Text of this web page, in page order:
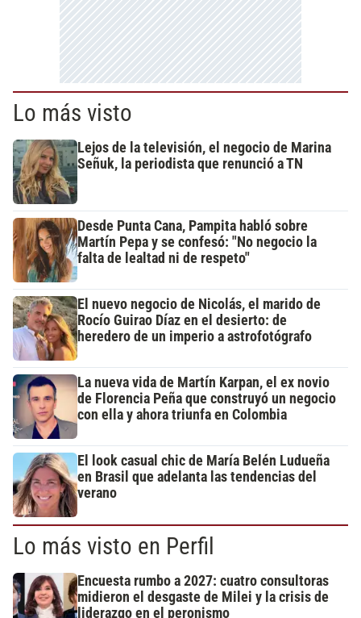
Lo más visto
Lejos de la televisión, el negocio de Marina
Señuk, la periodista que renunció a TN
Desde Punta Cana, Pampita habló sobre
Martín Pepa y se confesó: "No negocio la
falta de lealtad ni de respeto"
El nuevo negocio de Nicolás, el marido de
Rocío Guirao Díaz en el desierto: de
heredero de un imperio a astrofotógrafo
La nueva vida de Martín Karpan, el ex novio
de Florencia Peña que construyó un negocio
con ella y ahora triunfa en Colombia
El look casual chic de María Belén Ludueña
en Brasil que adelanta las tendencias del
verano
Lo más visto en Perfil
Encuesta rumbo a 2027: cuatro consultoras
midieron el desgaste de Milei y la crisis de
liderazgo en el peronismo